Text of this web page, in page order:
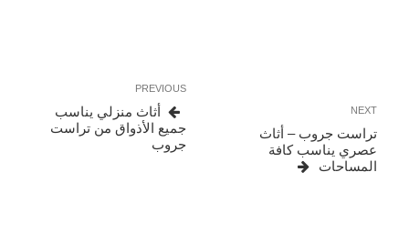
المقالات
Previous
Post
PREVIOUS
أثاث منزلي يناسب
جميع الأذواق من تراست
جروب
Next
Post
NEXT
تراست جروب – أثاث
عصري يناسب كافة
المساحات